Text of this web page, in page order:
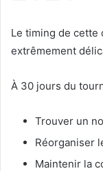
Le timing de cette
extrêmement
À 30 jours du
Trouver un
Réorganiser
Maintenir la